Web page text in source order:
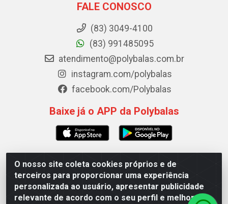
O nosso site coleta cookies próprios e de
terceiros para proporcionar uma experiência
personalizada ao usuário, apresentar publicidade
relevante de acordo com o seu perfil e melhorar a
FALE CONOSCO
(83) 3049-4100
(83) 991485095
atendimento@polybalas.com.br
instagram.com/polybalas
facebook.com/Polybalas
Baixe já o APP da Polybalas
Polybalas - Rua João Miguel de Souza, 173 Galpão B -
Ernesto Geisel, João Pessoa/PB - CEP 58.075-075 - CNPJ
00.909.327/0002-61